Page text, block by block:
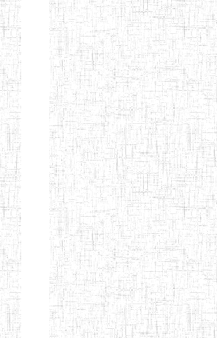
Denomination Création
GTTC
BANGEM
08/12/1997
GTTC
FONTEM
25/09/2000
GTTC
MAMFE
03/11/1983
GBTTC
KUMBA
25/08/1978
GTTTC
13/08/2013